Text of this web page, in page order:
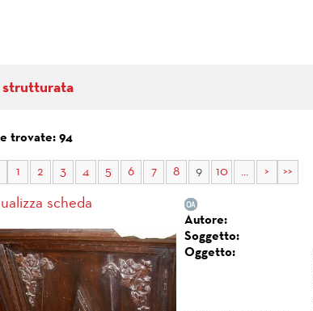
strutturata
trovate: 94
1 2 3 4 5 6 7 8 9 10 ... > >>
scheda
Autore:
Soggetto:
Oggetto: